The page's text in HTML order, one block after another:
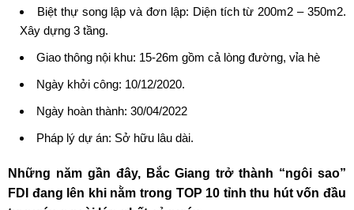
Biệt thự song lập và đơn lập: Diện tích từ 200m2 – 350m2.
Xây dựng 3 tầng.
Giao thông nội khu: 15-26m gồm cả lòng đường, vỉa hè
Ngày khởi công: 10/12/2020.
Ngày hoàn thành: 30/04/2022
Pháp lý dự án: Sở hữu lâu dài.
Những năm gần đây, Bắc Giang trở thành “ngôi sao”
FDI đang lên khi nằm trong TOP 10 tỉnh thu hút vốn đầu